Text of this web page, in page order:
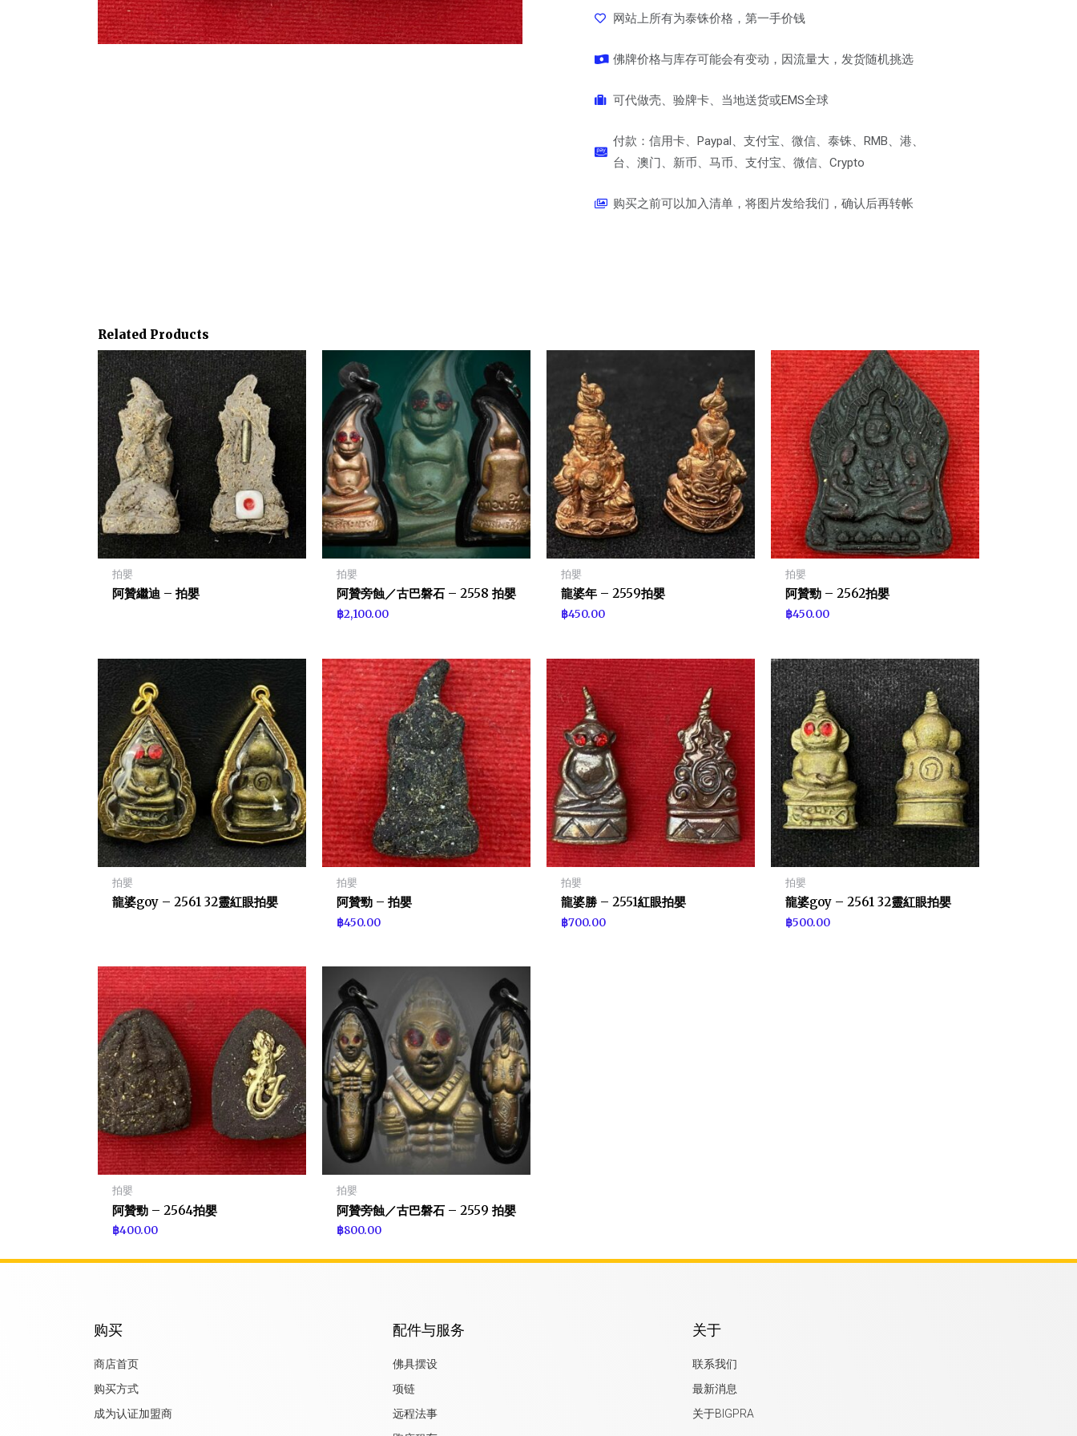
网站上所有为泰铢价格，第一手价钱
佛牌价格与库存可能会有变动，因流量大，发货随机挑选
可代做壳、验牌卡、当地送货或EMS全球
付款：信用卡、Paypal、支付宝、微信、泰铢、RMB、港、
台、澳门、新币、马币、支付宝、微信、Crypto
购买之前可以加入清单，将图片发给我们，确认后再转帐
Related Products
拍嬰
阿贊繼迪 – 拍嬰
拍嬰
阿贊旁蝕／古巴磐石 – 2558 拍嬰
฿2,100.00
拍嬰
龍婆年 – 2559拍嬰
฿450.00
拍嬰
阿贊勁 – 2562拍嬰
฿450.00
拍嬰
龍婆goy – 2561 32靈紅眼拍嬰
拍嬰
阿贊勁 – 拍嬰
฿450.00
拍嬰
龍婆勝 – 2551紅眼拍嬰
฿700.00
拍嬰
龍婆goy – 2561 32靈紅眼拍嬰
฿500.00
拍嬰
阿贊勁 – 2564拍嬰
฿400.00
拍嬰
阿贊旁蝕／古巴磐石 – 2559 拍嬰
฿800.00
购买
商店首页
购买方式
成为认证加盟商
配件与服务
佛具摆设
项链
远程法事
关于
联系我们
最新消息
关于BIGPRA